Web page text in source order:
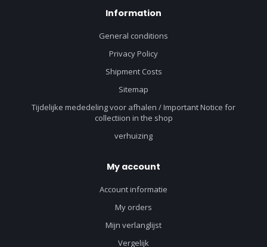
Information
General conditions
Privacy Policy
Shipment Costs
Sitemap
Tijdelijke mededeling voor afhalen / Important Notice for
collectiion in the shop
verhuizing
My account
Account informatie
My orders
Mijn verlanglijst
Vergelijk